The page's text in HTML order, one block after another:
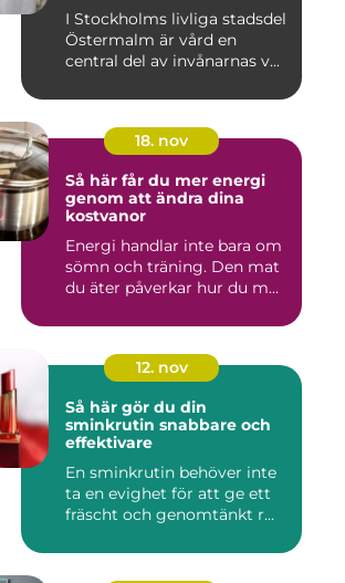
I Stockholms livliga stadsdel
Östermalm är vård en
central del av invånarnas v...
18. nov
Så här får du mer energi
genom att ändra dina
kostvanor
Energi handlar inte bara om
sömn och träning. Den mat
du äter påverkar hur du m...
12. nov
Så här gör du din
sminkrutin snabbare och
effektivare
En sminkrutin behöver inte
ta en evighet för att ge ett
fräscht och genomtänkt r...